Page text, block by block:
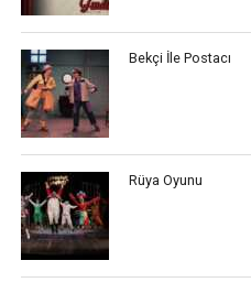
Bekçi İle Postacı
Rüya Oyunu